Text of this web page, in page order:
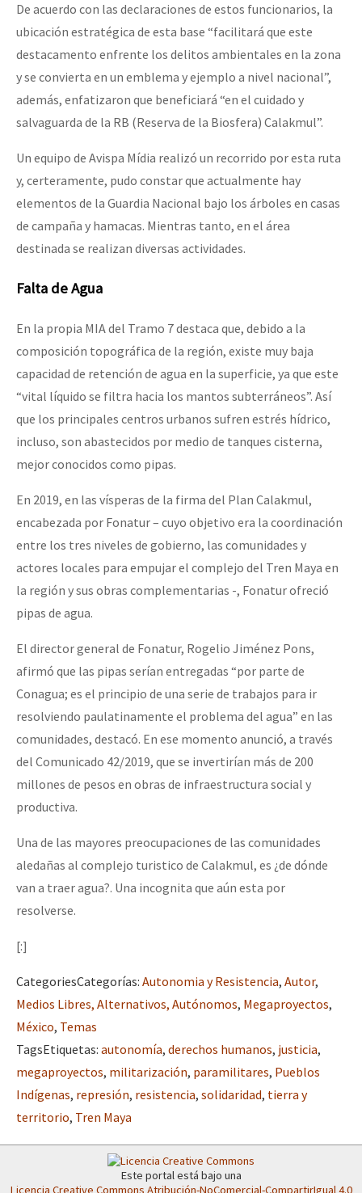
De acuerdo con las declaraciones de estos funcionarios, la
ubicación estratégica de esta base “facilitará que este
destacamento enfrente los delitos ambientales en la zona
y se convierta en un emblema y ejemplo a nivel nacional”,
además, enfatizaron que beneficiará “en el cuidado y
salvaguarda de la RB (Reserva de la Biosfera) Calakmul”.
Un equipo de Avispa Mídia realizó un recorrido por esta ruta
y, certeramente, pudo constar que actualmente hay
elementos de la Guardia Nacional bajo los árboles en casas
de campaña y hamacas. Mientras tanto, en el área
destinada se realizan diversas actividades.
Falta de Agua
En la propia MIA del Tramo 7 destaca que, debido a la
composición topográfica de la región, existe muy baja
capacidad de retención de agua en la superficie, ya que este
“vital líquido se filtra hacia los mantos subterráneos”. Así
que los principales centros urbanos sufren estrés hídrico,
incluso, son abastecidos por medio de tanques cisterna,
mejor conocidos como pipas.
En 2019, en las vísperas de la firma del Plan Calakmul,
encabezada por Fonatur – cuyo objetivo era la coordinación
entre los tres niveles de gobierno, las comunidades y
actores locales para empujar el complejo del Tren Maya en
la región y sus obras complementarias -, Fonatur ofreció
pipas de agua.
El director general de Fonatur, Rogelio Jiménez Pons,
afirmó que las pipas serían entregadas “por parte de
Conagua; es el principio de una serie de trabajos para ir
resolviendo paulatinamente el problema del agua” en las
comunidades, destacó. En ese momento anunció, a través
del Comunicado 42/2019, que se invertirían más de 200
millones de pesos en obras de infraestructura social y
productiva.
Una de las mayores preocupaciones de las comunidades
aledañas al complejo turistico de Calakmul, es ¿de dónde
van a traer agua?. Una incognita que aún esta por
resolverse.
[:]
CategoriesCategorías: Autonomia y Resistencia, Autor,
Medios Libres, Alternativos, Autónomos, Megaproyectos,
México, Temas
TagsEtiquetas: autonomía, derechos humanos, justicia,
megaproyectos, militarización, paramilitares, Pueblos
Indígenas, represión, resistencia, solidaridad, tierra y
territorio, Tren Maya
Este portal está bajo una
Licencia Creative Commons Atribución-NoComercial-CompartirIgual 4.0